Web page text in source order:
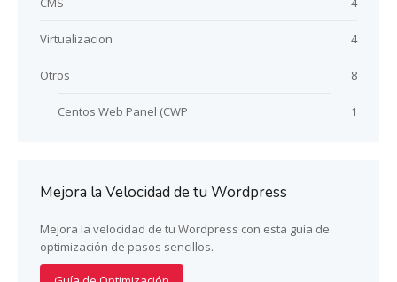
Virtualizacion 4
Otros 8
Centos Web Panel (CWP 1
Mejora la Velocidad de tu Wordpress
Mejora la velocidad de tu Wordpress con esta guía de
optimización de pasos sencillos.